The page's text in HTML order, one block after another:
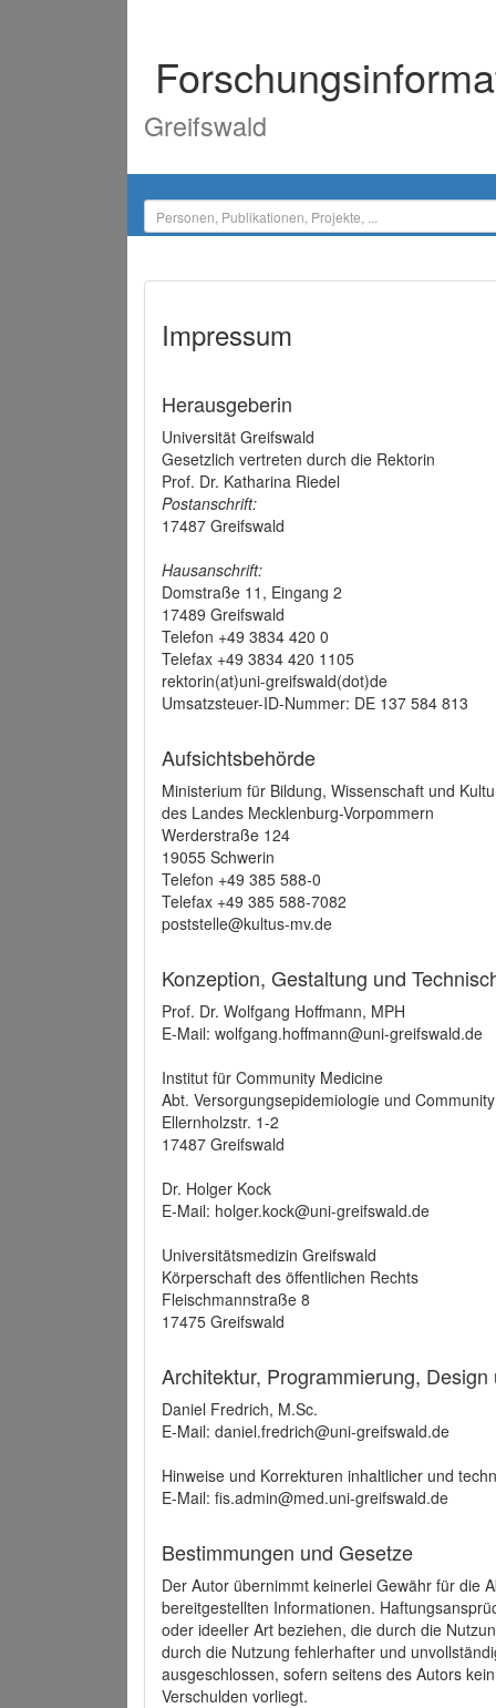
Greifswald
Impressum
Herausgeberin
Universität Greifswald
Gesetzlich vertreten durch die Rektorin
Prof. Dr. Katharina Riedel
Postanschrift:
17487 Greifswald
Hausanschrift:
Domstraße 11, Eingang 2
17489 Greifswald
Telefon +49 3834 420 0
Telefax +49 3834 420 1105
rektorin(at)uni-greifswald(dot)de
Umsatzsteuer-ID-Nummer: DE 137 584 813
Aufsichtsbehörde
Ministerium für Bildung, Wissenschaft und
des Landes Mecklenburg-Vorpommern
Werderstraße 124
19055 Schwerin
Telefon +49 385 588-0
Telefax +49 385 588-7082
poststelle@kultus-mv.de
Konzeption, Gestaltung und
Prof. Dr. Wolfgang Hoffmann, MPH
E-Mail: wolfgang.hoffmann@uni-greifswald.de
Institut für Community Medicine
Abt. Versorgungsepidemiologie und
Ellernholzstr. 1-2
17487 Greifswald
Dr. Holger Kock
E-Mail: holger.kock@uni-greifswald.de
Universitätsmedizin Greifswald
Körperschaft des öffentlichen Rechts
Fleischmannstraße 8
17475 Greifswald
Architektur, Programmierung,
Daniel Fredrich, M.Sc.
E-Mail: daniel.fredrich@uni-greifswald.de
Hinweise und Korrekturen inhaltlicher und
E-Mail: fis.admin@med.uni-greifswald.de
Bestimmungen und Gesetze
Der Autor übernimmt keinerlei Gewähr für die
bereitgestellten Informationen.
oder ideeller Art beziehen, die durch die
durch die Nutzung fehlerhafter und
ausgeschlossen, sofern seitens des Autors
Verschulden vorliegt.